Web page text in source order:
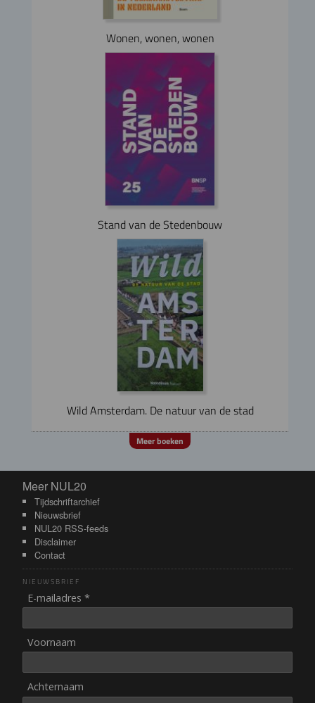
Wonen, wonen, wonen
Stand van de Stedenbouw
Wild Amsterdam. De natuur van de stad
Meer boeken
Meer NUL20
Meer NUL20
Tijdschriftarchief
Nieuwsbrief
NUL20 RSS-feeds
Disclaimer
Contact
NIEUWSBRIEF
E-mailadres *
Voornaam
Achternaam